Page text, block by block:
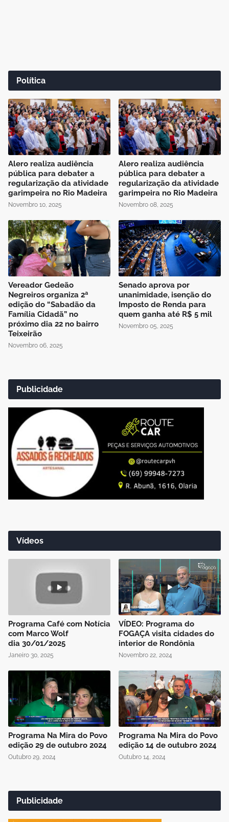
Política
Alero realiza audiência
pública para debater a
regularização da atividade
garimpeira no Rio Madeira
Novembro 10, 2025
Alero realiza audiência
pública para debater a
regularização da atividade
garimpeira no Rio Madeira
Novembro 08, 2025
Vereador Gedeão
Negreiros organiza 2ª
edição do “Sabadão da
Família Cidadã” no
próximo dia 22 no bairro
Teixeirão
Novembro 06, 2025
Senado aprova por
unanimidade, isenção do
Imposto de Renda para
quem ganha até R$ 5 mil
Novembro 05, 2025
Publicidade
Vídeos
Programa Café com Notícia
com Marco Wolf
dia 30/01/2025
Janeiro 30, 2025
VÍDEO: Programa do
FOGAÇA visita cidades do
interior de Rondônia
Novembro 22, 2024
Programa Na Mira do Povo
edição 29 de outubro 2024
Outubro 29, 2024
Programa Na Mira do Povo
edição 14 de outubro 2024
Outubro 14, 2024
Publicidade